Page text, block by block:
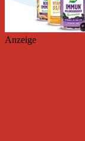
Anzeige